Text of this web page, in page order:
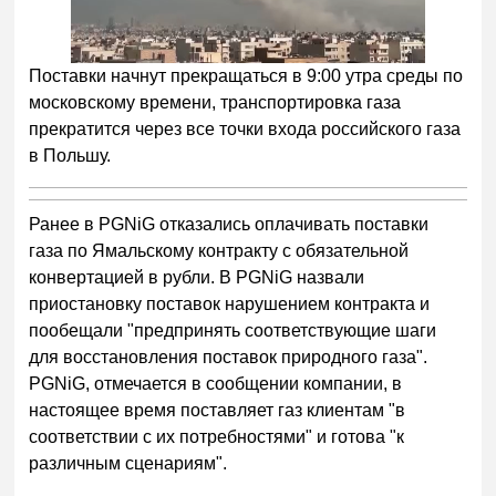
Поставки начнут прекращаться в 9:00 утра среды по
московскому времени, транспортировка газа
прекратится через все точки входа российского газа
в Польшу.
Ранее в PGNiG отказались оплачивать поставки
газа по Ямальскому контракту с обязательной
конвертацией в рубли. В PGNiG назвали
приостановку поставок нарушением контракта и
пообещали "предпринять соответствующие шаги
для восстановления поставок природного газа".
PGNiG, отмечается в сообщении компании, в
настоящее время поставляет газ клиентам "в
соответствии с их потребностями" и готова "к
различным сценариям".